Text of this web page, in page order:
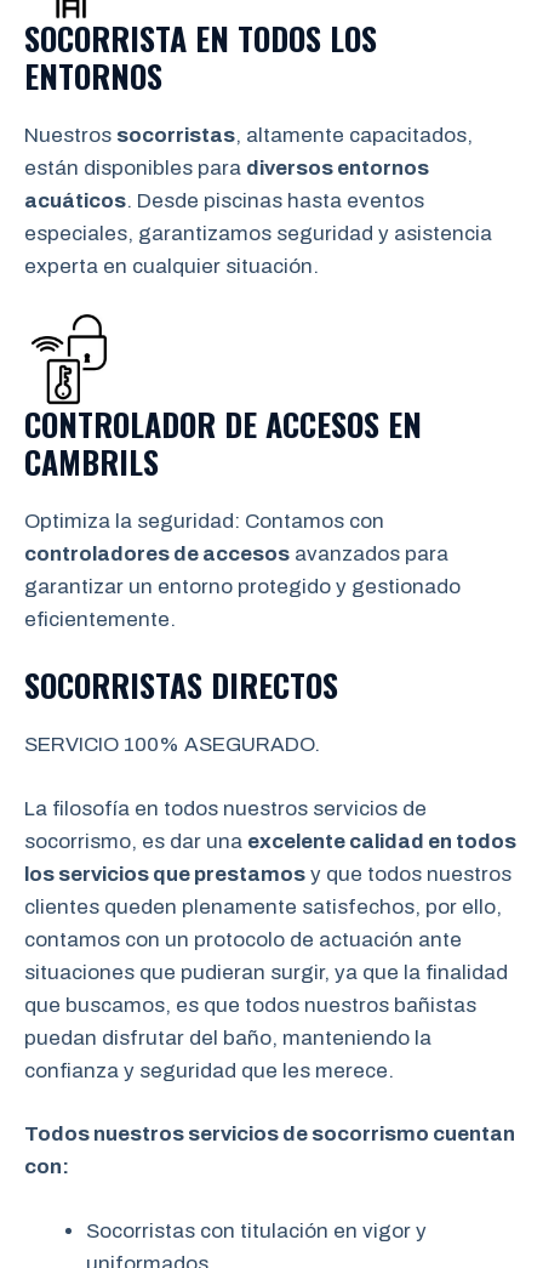
SOCORRISTA EN TODOS LOS
ENTORNOS
Nuestros socorristas, altamente capacitados,
están disponibles para diversos entornos
acuáticos. Desde piscinas hasta eventos
especiales, garantizamos seguridad y asistencia
experta en cualquier situación.
CONTROLADOR DE ACCESOS EN
CAMBRILS
Optimiza la seguridad: Contamos con
controladores de accesos avanzados para
garantizar un entorno protegido y gestionado
eficientemente.
SOCORRISTAS DIRECTOS
SERVICIO 100% ASEGURADO.
La filosofía en todos nuestros servicios de
socorrismo, es dar una excelente calidad en todos
los servicios que prestamos y que todos nuestros
clientes queden plenamente satisfechos, por ello,
contamos con un protocolo de actuación ante
situaciones que pudieran surgir, ya que la finalidad
que buscamos, es que todos nuestros bañistas
puedan disfrutar del baño, manteniendo la
confianza y seguridad que les merece.
Todos nuestros servicios de socorrismo cuentan
con:
Socorristas con titulación en vigor y
uniformados.